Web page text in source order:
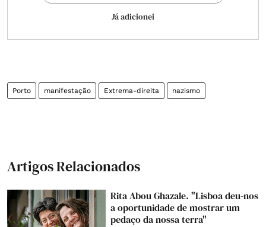
Já adicionei
Porto manifestação Extrema-direita nazismo
Artigos Relacionados
Rita Abou Ghazale. "Lisboa deu-nos
a oportunidade de mostrar um
pedaço da nossa terra"